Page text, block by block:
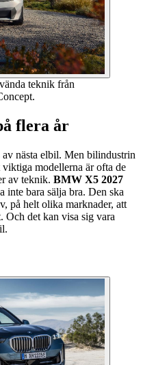
teknik från
flera år
nästa elbil. Men bilindustrin
modellerna är ofta de
av teknik. BMW X5 2027
inte bara sälja bra. Den ska
på helt olika marknader, att
det kan visa sig vara